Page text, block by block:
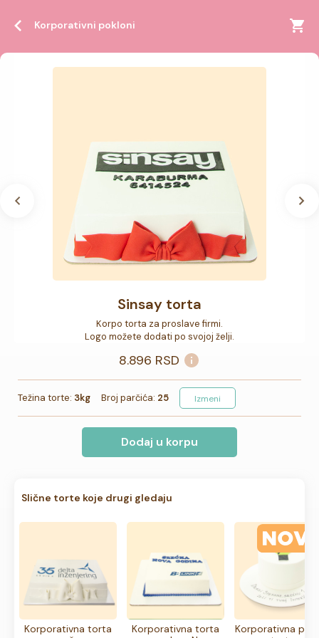
Korporativni pokloni
Sinsay torta
Korpo torta za proslave firmi.
Logo možete dodati po svojoj želji.
8.896 RSD
Težina torte: 3kg Broj parčića: 25 Izmeni
Dodaj u korpu
Slične torte koje drugi gledaju
Korporativna torta
Korporativna torta
Korporativna